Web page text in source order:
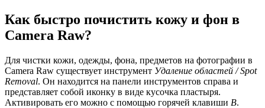
Как быстро почистить кожу и фон в
Camera Raw?
Для чистки кожи, одежды, фона, предметов на фотографии в
Camera Raw существует инструмент Удаление областей / Spot
Removal. Он находится на панели инструментов справа и
представляет собой иконку в виде кусочка пластыря.
Активировать его можно с помощью горячей клавиши B.